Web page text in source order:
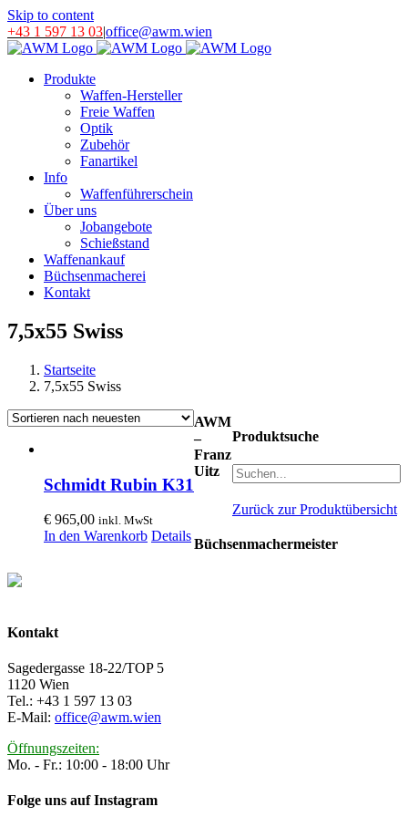
Skip to content
+43 1 597 13 03|office@awm.wien
Produkte
Waffen-Hersteller
Freie Waffen
Optik
Zubehör
Fanartikel
Info
Waffenführerschein
Über uns
Jobangebote
Schießstand
Waffenankauf
Büchsenmacherei
Kontakt
7,5x55 Swiss
Startseite
7,5x55 Swiss
Schmidt Rubin K31
€ 965,00 inkl. MwSt
In den Warenkorb Details
Produktsuche
Zurück zur Produktübersicht
AWM
–
Franz
Uitz
Büchsenmachermeister
Kontakt
Sagedergasse 18-22/TOP 5
1120 Wien
Tel.: +43 1 597 13 03
E-Mail: office@awm.wien
Öffnungszeiten:
Mo. - Fr.: 10:00 - 18:00 Uhr
Folge uns auf Instagram